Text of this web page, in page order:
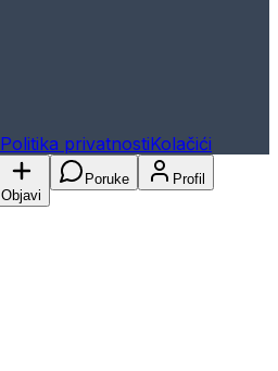
Politika privatnostiKolačići
Objavi
Poruke Profil